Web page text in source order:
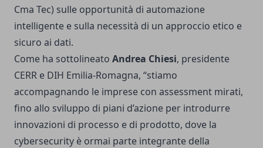
Cma Tec) sulle opportunità di automazione
intelligente e sulla necessità di un approccio etico e
sicuro ai dati.
Come ha sottolineato Andrea Chiesi, presidente
CERR e DIH Emilia-Romagna, “stiamo
accompagnando le imprese con assessment mirati,
fino allo sviluppo di piani d’azione per introdurre
innovazioni di processo e di prodotto, dove la
cybersecurity è ormai parte integrante della